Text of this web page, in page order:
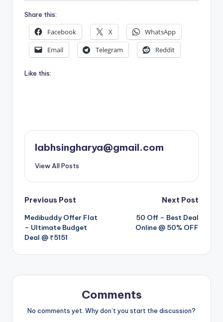
Share this:
Facebook X
WhatsApp
Email
Telegram Reddit
Like this:
labhsingharya@gmail.com
View All Posts
Post
navigation
Previous Post
Medibuddy Offer Flat
– Ultimate Budget
Deal @ ₹5151
Next Post
50 Off – Best Deal
Online @ 50% OFF
Comments
No comments yet. Why don’t you start the discussion?